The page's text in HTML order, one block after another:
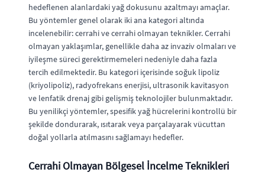
hedeflenen alanlardaki yağ dokusunu azaltmayı amaçlar.
Bu yöntemler genel olarak iki ana kategori altında
incelenebilir: cerrahi ve cerrahi olmayan teknikler. Cerrahi
olmayan yaklaşımlar, genellikle daha az invaziv olmaları ve
iyileşme süreci gerektirmemeleri nedeniyle daha fazla
tercih edilmektedir. Bu kategori içerisinde soğuk lipoliz
(kriyolipoliz), radyofrekans enerjisi, ultrasonik kavitasyon
ve lenfatik drenaj gibi gelişmiş teknolojiler bulunmaktadır.
Bu yenilikçi yöntemler, spesifik yağ hücrelerini kontrollü bir
şekilde dondurarak, ısıtarak veya parçalayarak vücuttan
doğal yollarla atılmasını sağlamayı hedefler.
Cerrahi Olmayan Bölgesel İncelme Teknikleri